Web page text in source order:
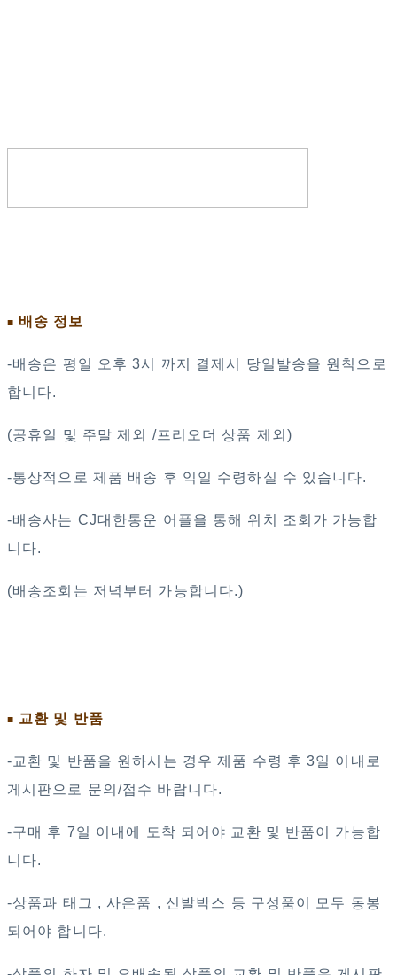
■ 배송 정보
-배송은 평일 오후 3시 까지 결제시 당일발송을 원칙으로
합니다.
(공휴일 및 주말 제외 /프리오더 상품 제외)
-통상적으로 제품 배송 후 익일 수령하실 수 있습니다.
-배송사는 CJ대한통운 어플을 통해 위치 조회가 가능합
니다.
(배송조회는 저녁부터 가능합니다.)
■ 교환 및 반품
-교환 및 반품을 원하시는 경우 제품 수령 후 3일 이내로
게시판으로 문의/접수 바랍니다.
-구매 후 7일 이내에 도착 되어야 교환 및 반품이 가능합
니다.
-상품과 태그 , 사은품 , 신발박스 등 구성품이 모두 동봉
되어야 합니다.